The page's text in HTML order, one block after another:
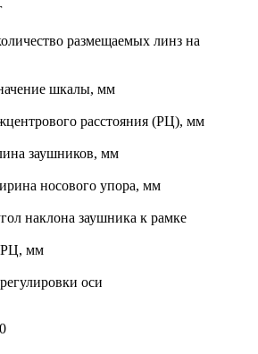
размещаемых линз на
шкалы, мм
расстояния (РЦ), мм
заушников, мм
носового упора, мм
наклона заушника к рамке
РЦ, мм
оси
0